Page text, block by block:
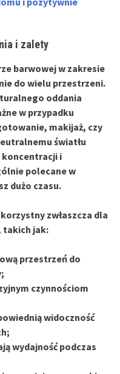
i zalety
barwowej w zakresie
do wielu przestrzeni.
oddania
w przypadku
makijaż, czy
światłu
koncentracji i
polecane w
dużo czasu.
zwłaszcza dla
takich jak:
przestrzeń do
czynnościom
widoczność
wydajność podczas